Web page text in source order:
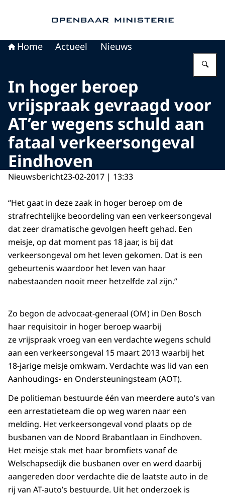
Home Actueel Nieuws
In hoger beroep
vrijspraak gevraagd voor
AT’er wegens schuld aan
fataal verkeersongeval
Eindhoven
Nieuwsbericht23-02-2017 | 13:33
“Het gaat in deze zaak in hoger beroep om de
strafrechtelijke beoordeling van een verkeersongeval
dat zeer dramatische gevolgen heeft gehad. Een
meisje, op dat moment pas 18 jaar, is bij dat
verkeersongeval om het leven gekomen. Dat is een
gebeurtenis waardoor het leven van haar
nabestaanden nooit meer hetzelfde zal zijn.”
Zo begon de advocaat-generaal (OM) in Den Bosch
haar requisitoir in hoger beroep waarbij
ze vrijspraak vroeg van een verdachte wegens schuld
aan een verkeersongeval 15 maart 2013 waarbij het
18-jarige meisje omkwam. Verdachte was lid van een
Aanhoudings- en Ondersteuningsteam (AOT).
De politieman bestuurde één van meerdere auto’s van
een arrestatieteam die op weg waren naar een
melding. Het verkeersongeval vond plaats op de
busbanen van de Noord Brabantlaan in Eindhoven.
Het meisje stak met haar bromfiets vanaf de
Welschapsedijk die busbanen over en werd daarbij
aangereden door verdachte die de laatste auto in de
rij van AT-auto’s bestuurde. Uit het onderzoek is